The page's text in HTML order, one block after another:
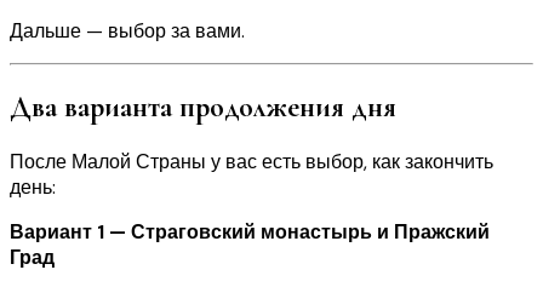
Дальше — выбор за вами.
Два варианта продолжения дня
После Малой Страны у вас есть выбор, как закончить
день:
Вариант 1 — Страговский монастырь и Пражский
Град